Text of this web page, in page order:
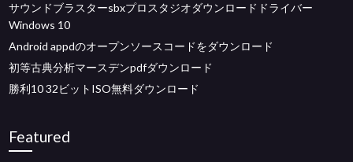
サウンドブラスターsbxプロスタジオダウンロードドライバー
Windows 10
Android appdのオープンソースコードをダウンロード
初等古典分析マースデンpdfダウンロード
勝利10 32ビットISO無料ダウンロード
Featured